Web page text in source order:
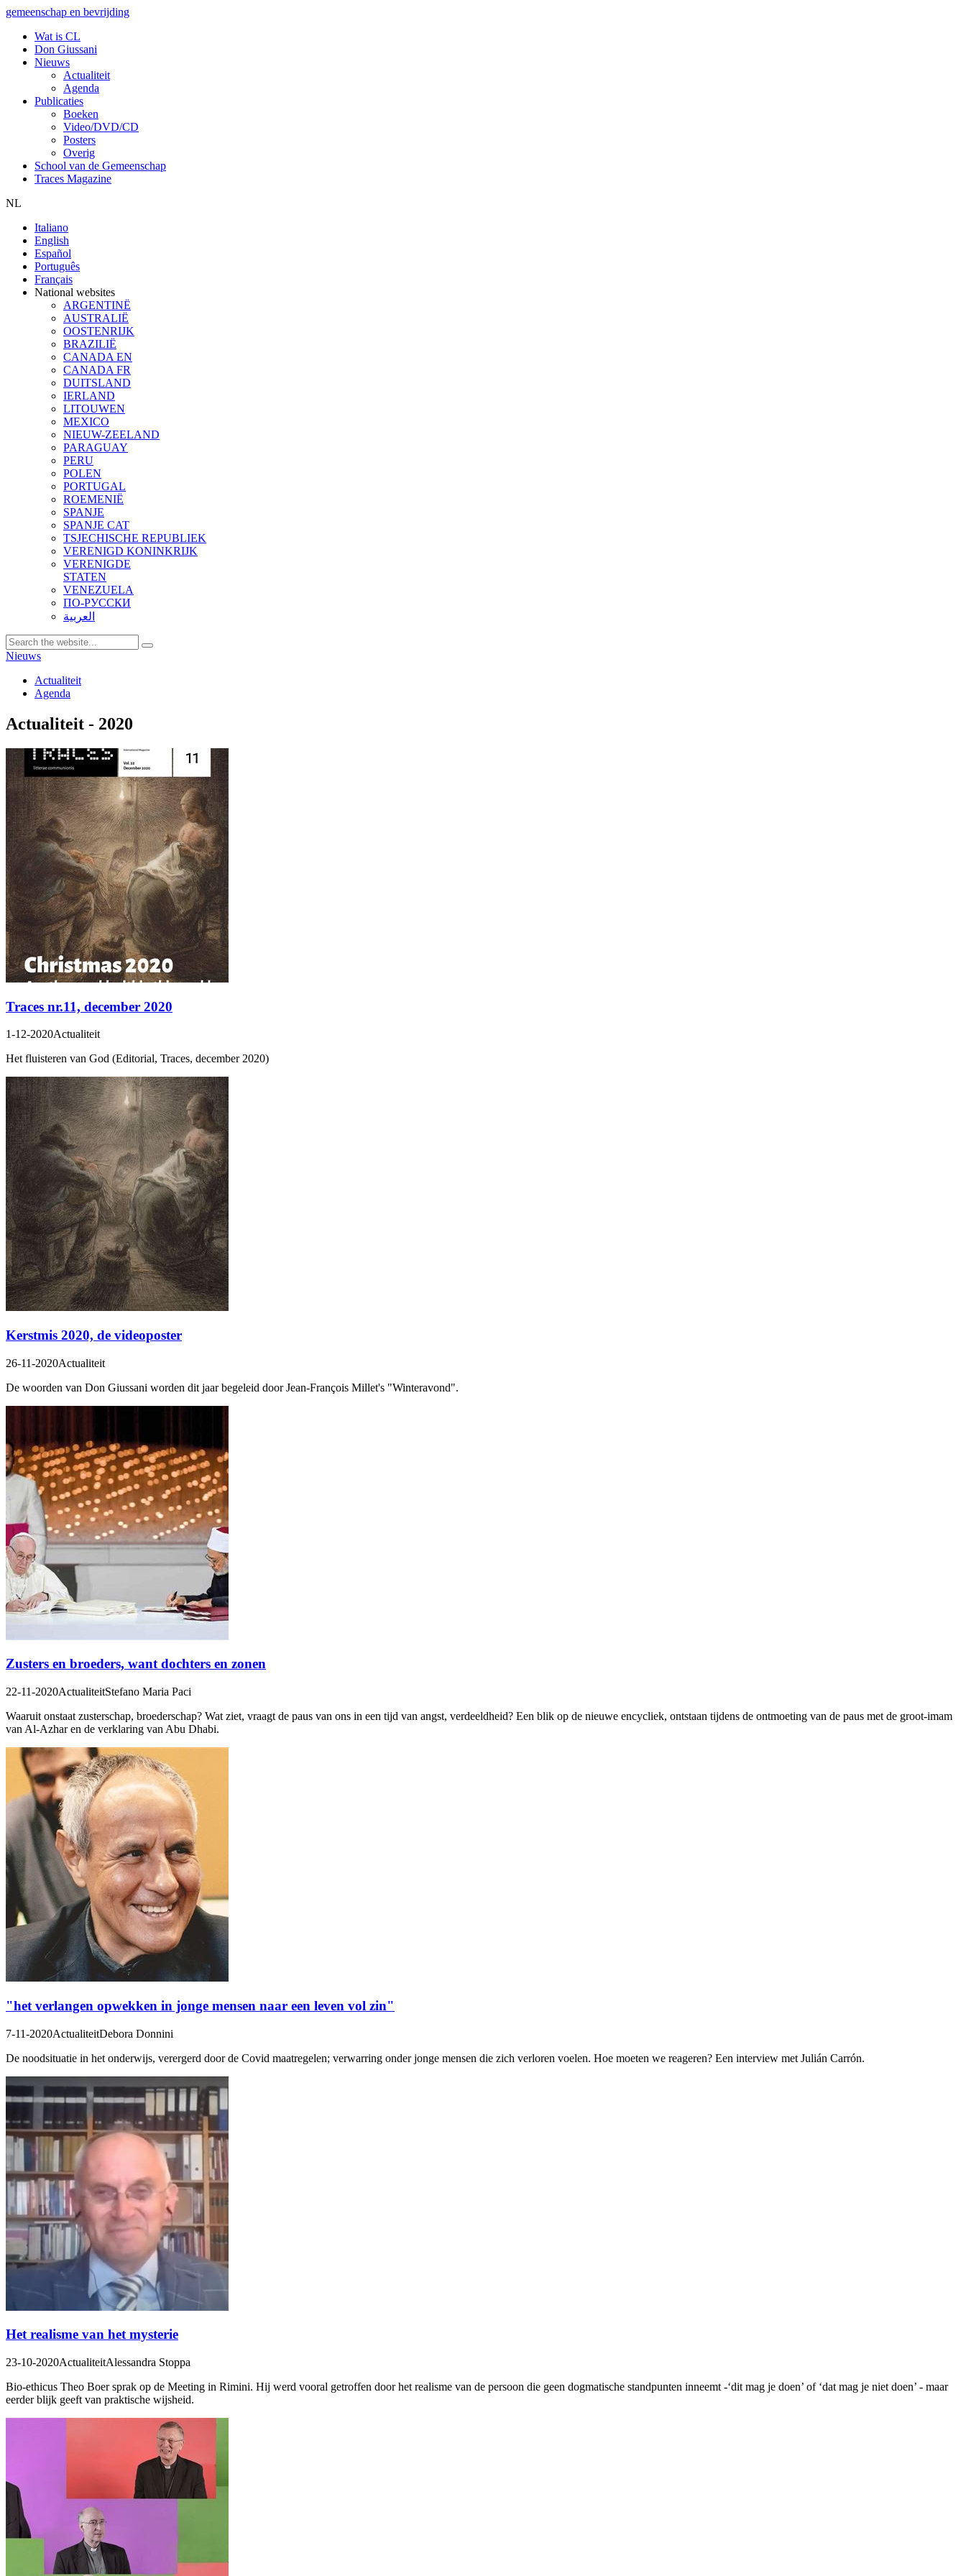
gemeenschap en bevrijding
Wat is CL
Don Giussani
Nieuws
Actualiteit
Agenda
Publicaties
Boeken
Video/DVD/CD
Posters
Overig
School van de Gemeenschap
Traces Magazine
NL
Italiano
English
Español
Português
Français
National websites
ARGENTINË
AUSTRALIË
OOSTENRIJK
BRAZILIË
CANADA EN
CANADA FR
DUITSLAND
IERLAND
LITOUWEN
MEXICO
NIEUW-ZEELAND
PARAGUAY
PERU
POLEN
PORTUGAL
ROEMENIË
SPANJE
SPANJE CAT
TSJECHISCHE REPUBLIEK
VERENIGD KONINKRIJK
VERENIGDE
STATEN
VENEZUELA
ПО-РУССКИ
العربية
Nieuws
Actualiteit
Agenda
Actualiteit - 2020
Traces nr.11, december 2020
1-12-2020Actualiteit
Het fluisteren van God (Editorial, Traces, december 2020)
Kerstmis 2020, de videoposter
26-11-2020Actualiteit
De woorden van Don Giussani worden dit jaar begeleid door Jean-François Millet's "Winteravond".
Zusters en broeders, want dochters en zonen
22-11-2020ActualiteitStefano Maria Paci
Waaruit onstaat zusterschap, broederschap? Wat ziet, vraagt ​​de paus van ons in een tijd van angst, verdeeldheid? Een blik op de nieuwe encycliek, ontstaan ​​tijdens de ontmoeting van de paus met de groot-imam
van Al-Azhar en de verklaring van Abu Dhabi.
"het verlangen opwekken in jonge mensen naar een leven vol zin"
7-11-2020ActualiteitDebora Donnini
De noodsituatie in het onderwijs, verergerd door de Covid maatregelen; verwarring onder jonge mensen die zich verloren voelen. Hoe moeten we reageren? Een interview met Julián Carrón.
Het realisme van het mysterie
23-10-2020ActualiteitAlessandra Stoppa
Bio-ethicus Theo Boer sprak op de Meeting in Rimini. Hij werd vooral getroffen door het realisme van de persoon die geen dogmatische standpunten inneemt -‘dit mag je doen’ of ‘dat mag je niet doen’ - maar
eerder blijk geeft van praktische wijsheid.